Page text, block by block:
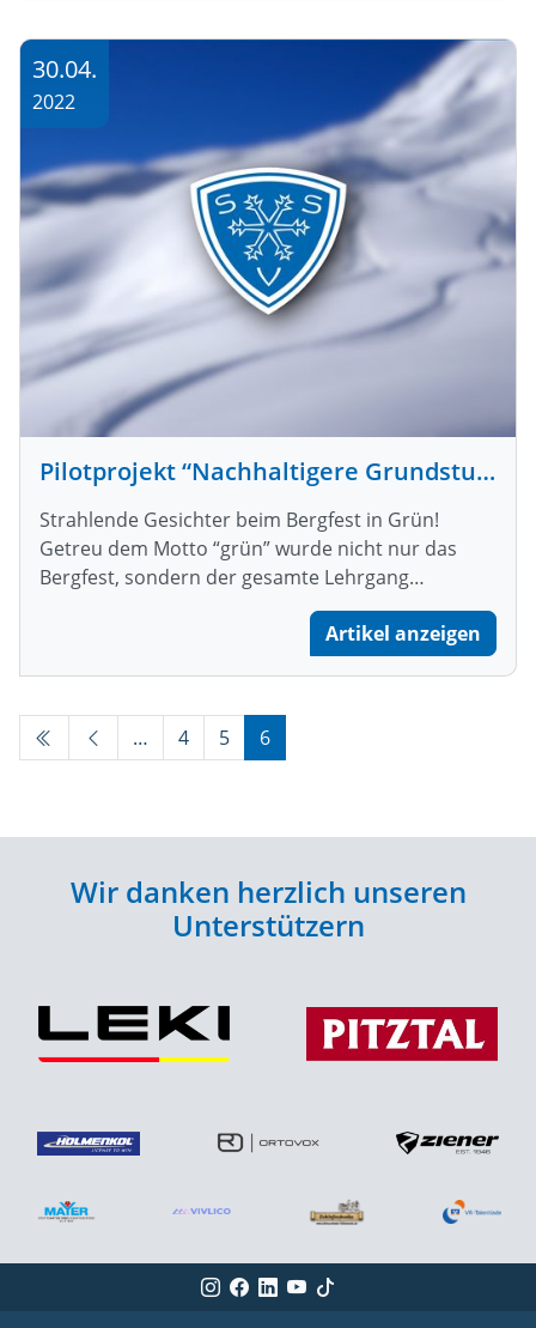
Pilotprojekt “Nachhaltigere Grundstufe” ein voller Erfolg!
Strahlende Gesichter beim Bergfest in Grün!
Getreu dem Motto “grün” wurde nicht nur das
Bergfest, sondern der gesamte Lehrgang…
Artikel anzeigen
30.04.
2022
… 4 5 6
Wir danken herzlich unseren
Unterstützern